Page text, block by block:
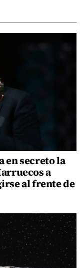
en secreto la
a
al frente de